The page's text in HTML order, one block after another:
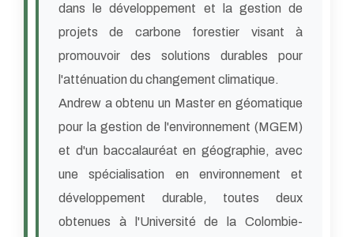
dans le développement et la gestion de
projets de carbone forestier visant à
promouvoir des solutions durables pour
l'atténuation du changement climatique.
Andrew a obtenu un Master en géomatique
pour la gestion de l'environnement (MGEM)
et d'un baccalauréat en géographie, avec
une spécialisation en environnement et
développement durable, toutes deux
obtenues à l'Université de la Colombie-